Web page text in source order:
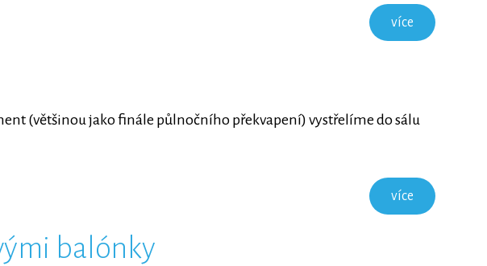
více
(většinou jako finále půlnočního překvapení) vystřelíme do sálu
více
balónky